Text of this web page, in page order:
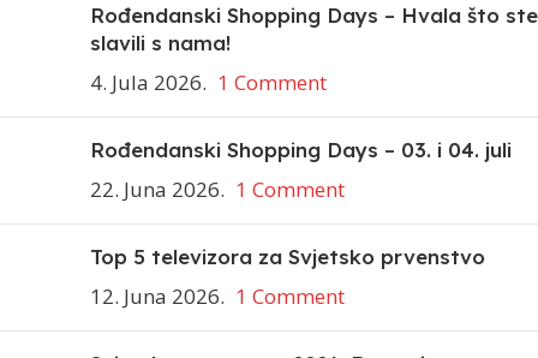
Rođendanski Shopping Days – Hvala što ste
slavili s nama!
4. Jula 2026. 1 Comment
Rođendanski Shopping Days – 03. i 04. juli
22. Juna 2026. 1 Comment
Top 5 televizora za Svjetsko prvenstvo
12. Juna 2026. 1 Comment